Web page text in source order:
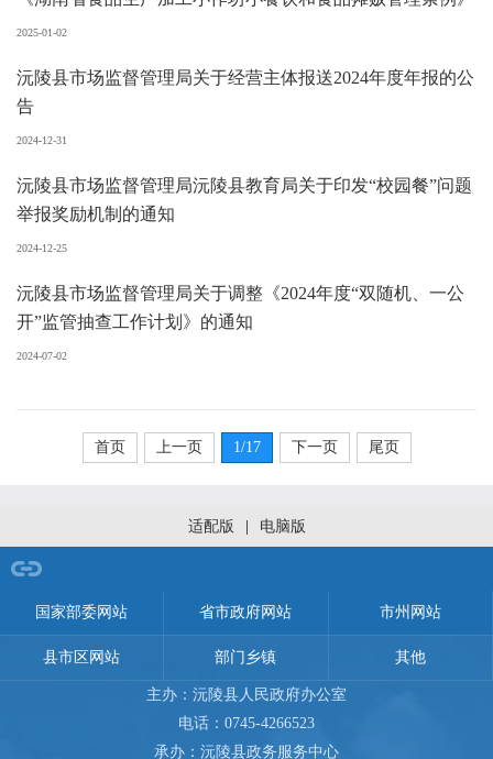
2025-01-02
沅陵县市场监督管理局关于经营主体报送2024年度年报的公
告
2024-12-31
沅陵县市场监督管理局沅陵县教育局关于印发“校园餐”问题
举报奖励机制的通知
2024-12-25
沅陵县市场监督管理局关于调整《2024年度“双随机、一公
开”监管抽查工作计划》的通知
2024-07-02
首页 上一页 1/17 下一页 尾页
适配版 电脑版
国家部委网站 省市政府网站 市州网站
县市区网站 部门乡镇 其他
主办：沅陵县人民政府办公室
电话：0745-4266523
承办：沅陵县政务服务中心